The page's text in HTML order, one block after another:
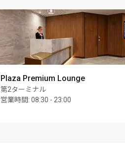
Plaza Premium Lounge
第2ターミナル
営業時間: 08:30 - 23:00